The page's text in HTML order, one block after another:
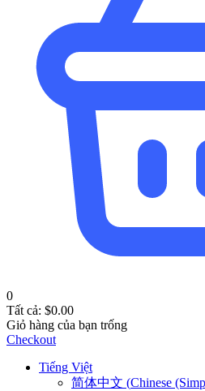
0
Tất cả: $0.00
Giỏ hàng của bạn trống
Checkout
Tiếng Việt
简体中文 (Chinese